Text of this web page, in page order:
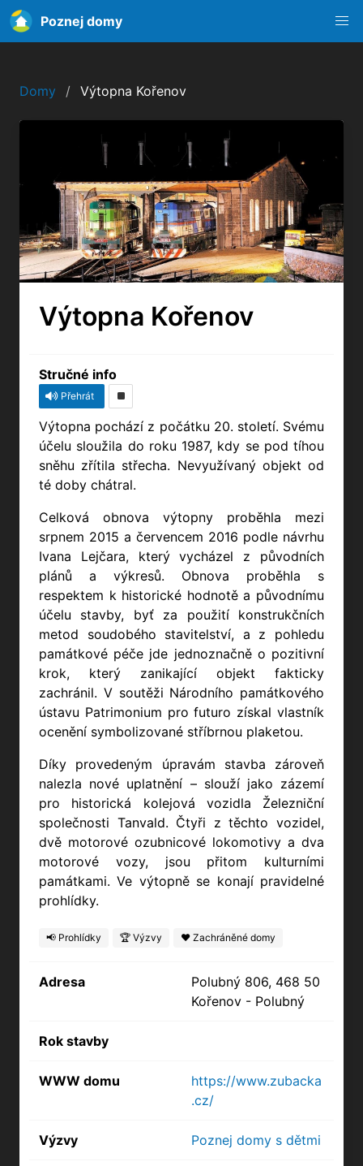
Poznej domy
Domy Výtopna Kořenov
Výtopna Kořenov
Stručné info
Přehrát
Výtopna pochází z počátku 20. století. Svému
účelu sloužila do roku 1987, kdy se pod tíhou
sněhu zřítila střecha. Nevyužívaný objekt od
té doby chátral.
Celková obnova výtopny proběhla mezi
srpnem 2015 a červencem 2016 podle návrhu
Ivana Lejčara, který vycházel z původních
plánů a výkresů. Obnova proběhla s
respektem k historické hodnotě a původnímu
účelu stavby, byť za použití konstrukčních
metod soudobého stavitelství, a z pohledu
památkové péče jde jednoznačně o pozitivní
krok, který zanikající objekt fakticky
zachránil. V soutěži Národního památkového
ústavu Patrimonium pro futuro získal vlastník
ocenění symbolizované stříbrnou plaketou.
Díky provedeným úpravám stavba zároveň
nalezla nové uplatnění – slouží jako zázemí
pro historická kolejová vozidla Železniční
společnosti Tanvald. Čtyři z těchto vozidel,
dvě motorové ozubnicové lokomotivy a dva
motorové vozy, jsou přitom kulturními
památkami. Ve výtopně se konají pravidelné
prohlídky.
📢 Prohlídky 🏆 Výzvy ❤️ Zachráněné domy
Adresa
Polubný 806, 468 50
Kořenov - Polubný
Rok stavby
WWW domu
https://www.zubacka
.cz/
Výzvy Poznej domy s dětmi